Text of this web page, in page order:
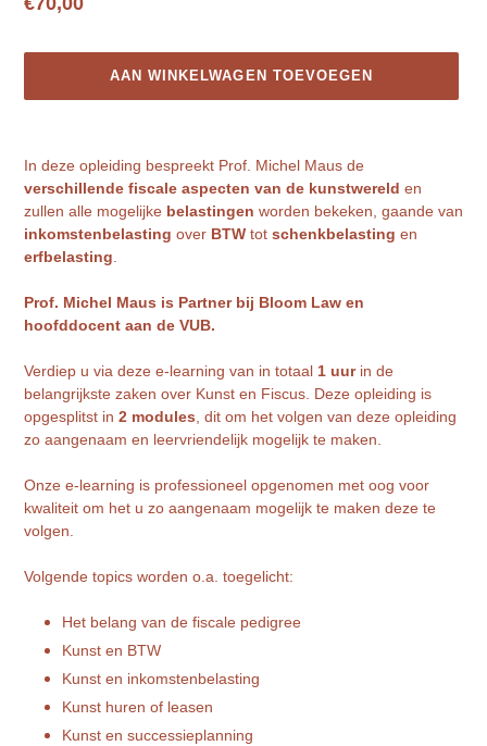
AAN WINKELWAGEN TOEVOEGEN
In deze opleiding bespreekt Prof. Michel Maus de
verschillende fiscale aspecten van de kunstwereld en
zullen alle mogelijke belastingen worden bekeken, gaande van
inkomstenbelasting over BTW tot schenkbelasting en
erfbelasting.
Prof. Michel Maus is Partner bij Bloom Law en
hoofddocent aan de VUB.
Verdiep u via deze e-learning van in totaal 1 uurin de
belangrijkste zaken over Kunst en Fiscus. Deze opleiding is
opgesplitst in 2 modules, dit om het volgen van deze opleiding
zo aangenaam en leervriendelijk mogelijk te maken.
Onze e-learning is professioneel opgenomen met oog voor
kwaliteit om het u zo aangenaam mogelijk te maken deze te
volgen.
Volgende topics worden o.a. toegelicht:
Het belang van de fiscale pedigree
Kunst en BTW
Kunst en inkomstenbelasting
Kunst huren of leasen
Kunst en successieplanning